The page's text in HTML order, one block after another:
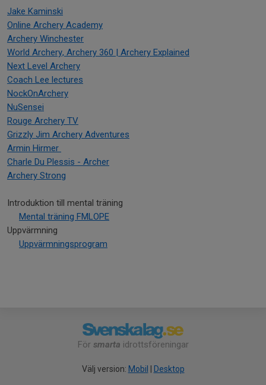
Jake Kaminski
Online Archery Academy
Archery Winchester
World Archery, Archery 360 | Archery Explained
Next Level Archery
Coach Lee lectures
NockOnArchery
NuSensei
Rouge Archery TV
Grizzly Jim Archery Adventures
Armin Hirmer
Charle Du Plessis - Archer
Archery Strong
Introduktion till mental träning
Mental träning FMLOPE
Uppvärmning
Uppvärmningsprogram
För smarta idrottsföreningar
Välj version: Mobil Desktop